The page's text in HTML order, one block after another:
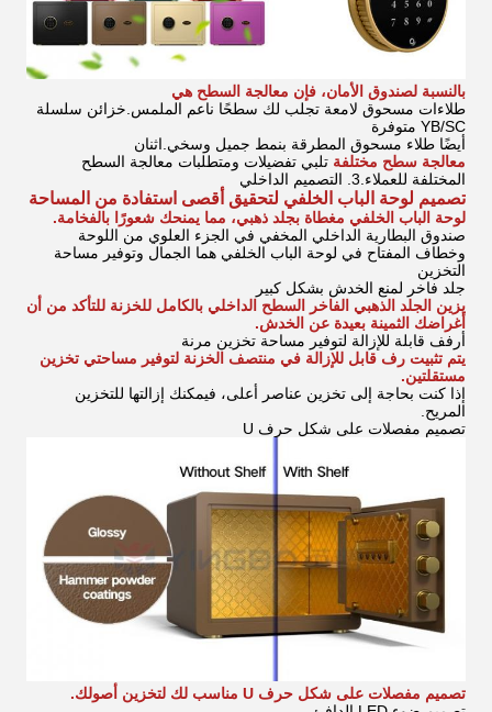
بالنسبة لصندوق الأمان، فإن معالجة السطح هي
طلاءات مسحوق لامعة تجلب لك سطحًا ناعم الملمس. خزائن سلسلة
YB/SC متوفرة
أيضًا طلاء مسحوق المطرقة بنمط جميل وسخي. اثنان
معالجة سطح مختلفة تلبي تفضيلات ومتطلبات معالجة السطح
المختلفة للعملاء. 3. التصميم الداخلي
تصميم لوحة الباب الخلفي لتحقيق أقصى استفادة من المساحة
لوحة الباب الخلفي مغطاة بجلد ذهبي، مما يمنحك شعورًا بالفخامة.
صندوق البطارية الداخلي المخفي في الجزء العلوي من اللوحة
وخطاف المفتاح في لوحة الباب الخلفي هما الجمال وتوفير مساحة
التخزين
جلد فاخر لمنع الخدش بشكل كبير
يزين الجلد الذهبي الفاخر السطح الداخلي بالكامل للخزنة للتأكد من أن
أغراضك الثمينة بعيدة عن الخدش.
أرفف قابلة للإزالة لتوفير مساحة تخزين مرنة
يتم تثبيت رف قابل للإزالة في منتصف الخزنة لتوفير مساحتي تخزين
مستقلتين.
إذا كنت بحاجة إلى تخزين عناصر أعلى، فيمكنك إزالتها للتخزين
المريح.
تصميم مفصلات على شكل حرف U
تصميم مفصلات على شكل حرف U مناسب لك لتخزين أصولك.